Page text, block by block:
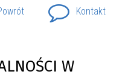
Kontakt
W